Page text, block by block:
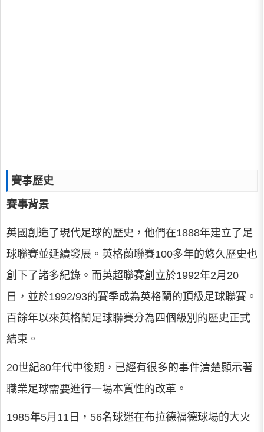
賽事歷史
賽事背景
英國創造了現代足球的歷史，他們在1888年建立了足
球聯賽並延續發展。英格蘭聯賽100多年的悠久歷史也
創下了諸多紀錄。而英超聯賽創立於1992年2月20
日，並於1992/93的賽季成為英格蘭的頂級足球聯賽。
百餘年以來英格蘭足球聯賽分為四個級別的歷史正式
結束。
20世紀80年代中後期，已經有很多的事件清楚顯示著
職業足球需要進行一場本質性的改革。
1985年5月11日，56名球迷在布拉德福德球場的大火